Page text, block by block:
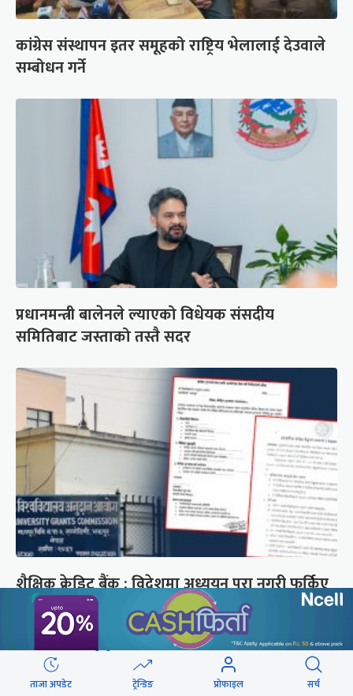
कांग्रेस संस्थापन इतर समूहको राष्ट्रिय भेलालाई देउवाले
सम्बोधन गर्ने
प्रधानमन्त्री बालेनले ल्याएको विधेयक संसदीय
समितिबाट जस्ताको तस्तै सदर
शैक्षिक क्रेडिट बैंक : विदेशमा अध्ययन पूरा नगरी फर्किए
नेपालमा निरन्तरता
छुटाउनुभयो कि ?
ताजा अपडेट ट्रेन्डिङ प्रोफाइल सर्च